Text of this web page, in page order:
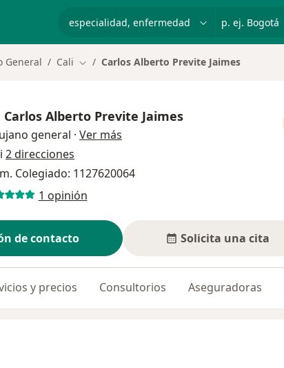
p. ej. Bogotá
General Cali Cambiar de ciudad
Carlos Alberto Previte Jaimes
Carlos Alberto Previte Jaimes
general · Ver más
2 direcciones
Colegiado: 1127620064
1 opinión
de contacto Solicita una cita
y precios Consultorios Aseguradoras